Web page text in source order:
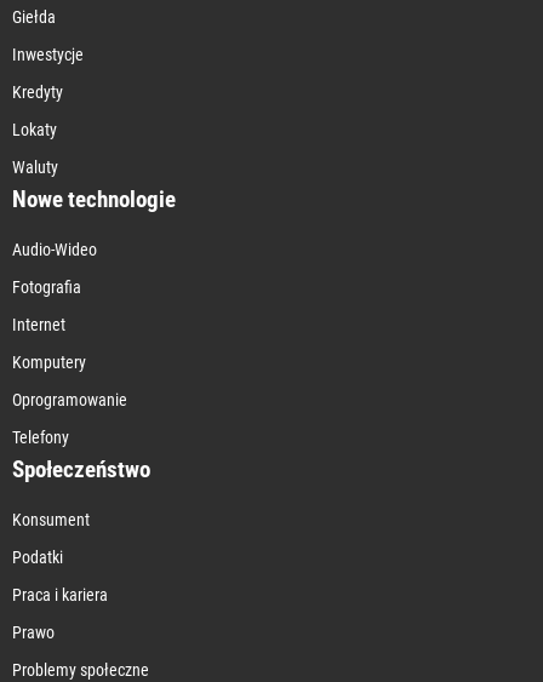
Giełda
Inwestycje
Kredyty
Lokaty
Waluty
Nowe technologie
Audio-Wideo
Fotografia
Internet
Komputery
Oprogramowanie
Telefony
Społeczeństwo
Konsument
Podatki
Praca i kariera
Prawo
Problemy społeczne